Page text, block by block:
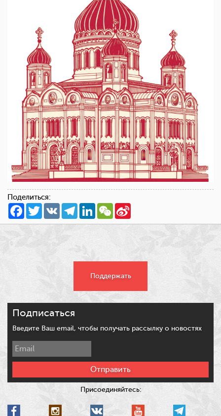
Поделиться:
Facebook
TwitterVK TelegramLinkedInWeChat
Поддержать
Подписаться
Введите Ваш email, чтобы получать рассылку о новостях
Отправить
Присоединяйтесь: